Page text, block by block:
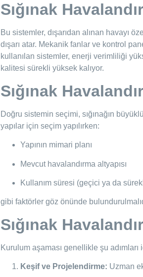
Sığınak
Bu sistemler, dışarıdan alınan havayı
dışarı atar. Mekanik fanlar ve kontrol
kullanılan sistemler, enerji verimliliği
kalitesi sürekli yüksek kalıyor.
Sığınak
Doğru sistemin seçimi, sığınağın
yapılar için seçim yapılırken:
Yapının mimari planı
Mevcut havalandırma altyapısı
Kullanım süresi (geçici ya da
gibi faktörler göz önünde
Sığınak
Kurulum aşaması genellikle şu adımları
Keşif ve Projelendirme: Uzman